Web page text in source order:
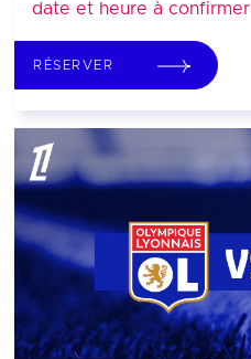
date et heure à confirmer
RÉSERVER